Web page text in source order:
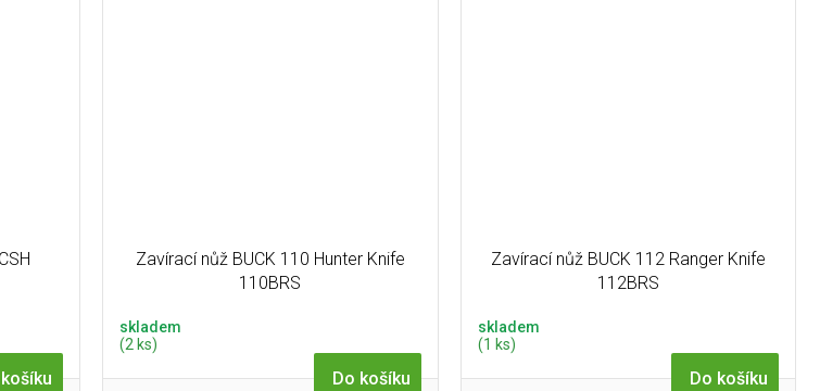
Zavírací nůž BUCK 110 Hunter Knife
110BRS
skladem
(2 ks)
Do košíku
Zavírací nůž BUCK 112 Ranger Knife
112BRS
skladem
(1 ks)
Do košíku